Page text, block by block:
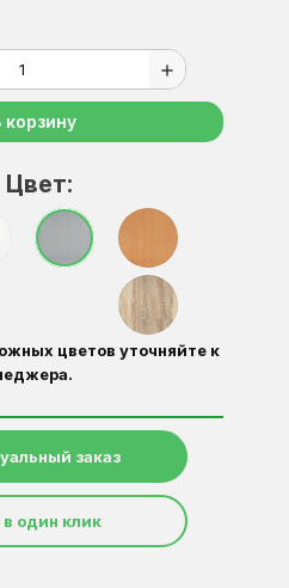
add
корзину
Цвет:
цветов уточняйте к
заказ
в один клик